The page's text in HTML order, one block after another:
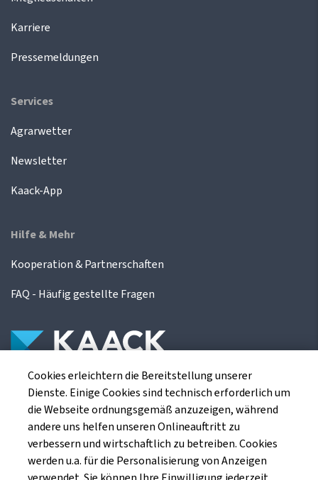
Karriere
Pressemeldungen
Services
Agrarwetter
Newsletter
Kaack-App
Hilfe & Mehr
Kooperation & Partnerschaften
FAQ - Häufig gestellte Fragen
Die Kaack Terminhandel GmbH ist ein
Finanzdienstleistungsinstitut für die europäischen
Agrarterminbörsen.
Kaack Terminhandel GmbH
Cookies erleichtern die Bereitstellung unserer
Dienste. Einige Cookies sind technisch erforderlich um
die Webseite ordnungsgemäß anzuzeigen, während
andere uns helfen unseren Onlineauftritt zu
verbessern und wirtschaftlich zu betreiben. Cookies
werden u.a. für die Personalisierung von Anzeigen